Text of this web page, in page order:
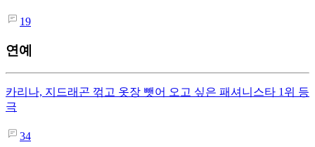
19
연예
카리나, 지드래곤 꺾고 옷장 뺏어 오고 싶은 패셔니스타 1위 등
극
34